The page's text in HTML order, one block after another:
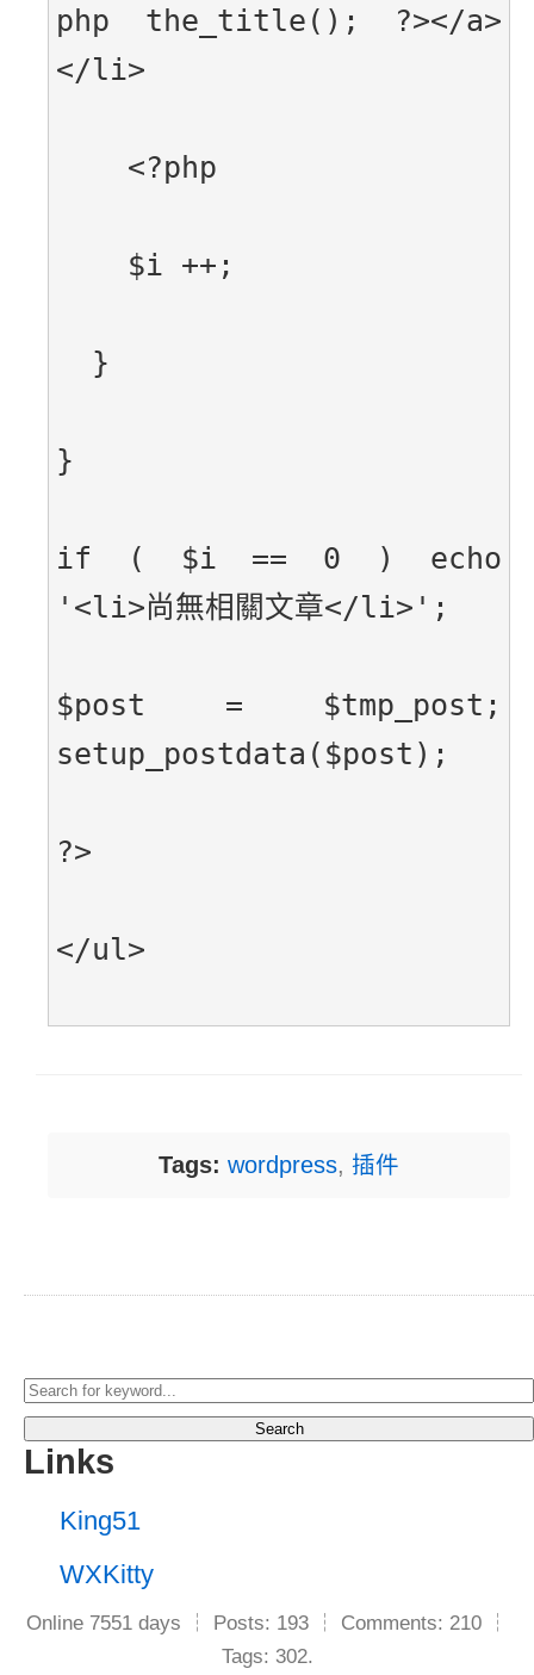
php the_title(); ?></a>
</li>
<?php
$i ++;
}
}
if ( $i == 0 ) echo
'<li>尚無相關文章</li>';
$post = $tmp_post;
setup_postdata($post);
?>
</ul>
Tags: wordpress, 插件
Search
Links
King51
WXKitty
Online 7551 days ┆ Posts: 193 ┆ Comments: 210 ┆
Tags: 302.